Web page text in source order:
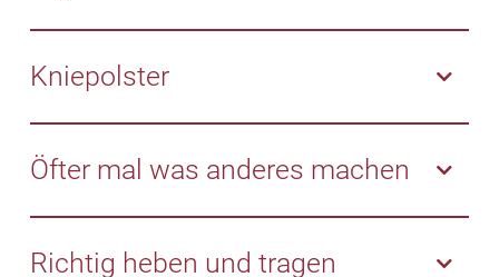
Dem Rücken zuliebe sollten Mäher, Rechen und
Heckenschere die richtige Größe haben oder im
Idealfall verstellbar sein, wie etwa eine
Teleskopheckenschere. Hersteller bieten außerdem
Geräte mit ergonomischen Griffen, die Druckstellen
belastet die Halswirbelsäule. Wenn es doch sein
muss, erleichtern Geräte mit verlängertem Griff oder
Kniepolster
Arbeiten in der Hocke belastet die Gelenke.
Schonender ist es, für die Arbeit am Boden Kniepolster
Öfter mal was anderes machen
Bei der Gartenarbeit vergeht die Zeit im Flug. Doch
spätestens nach einer halben Stunde ist es an der
Richtig heben und tragen